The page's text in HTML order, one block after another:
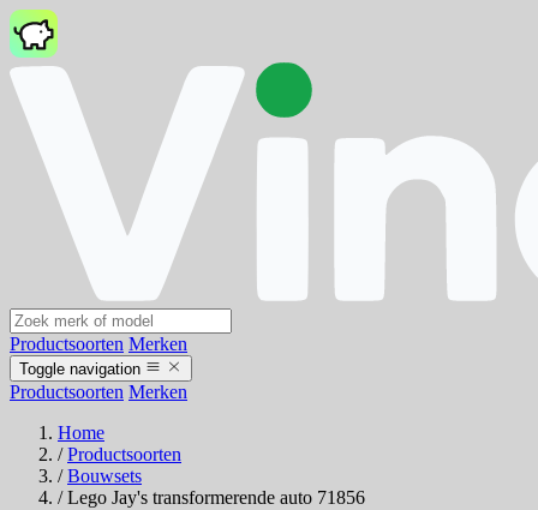
Productsoorten Merken
Toggle navigation
Productsoorten Merken
Home
/ Productsoorten
/ Bouwsets
/ Lego Jay's transformerende auto 71856